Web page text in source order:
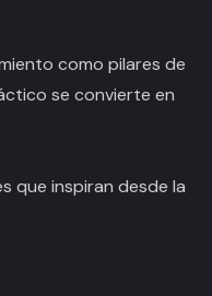
como pilares de
se convierte en
que inspiran desde la